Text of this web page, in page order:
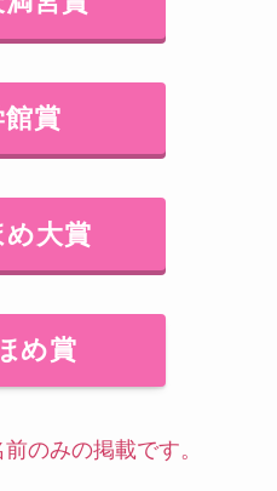
賞
大賞
め賞
のみの掲載です。